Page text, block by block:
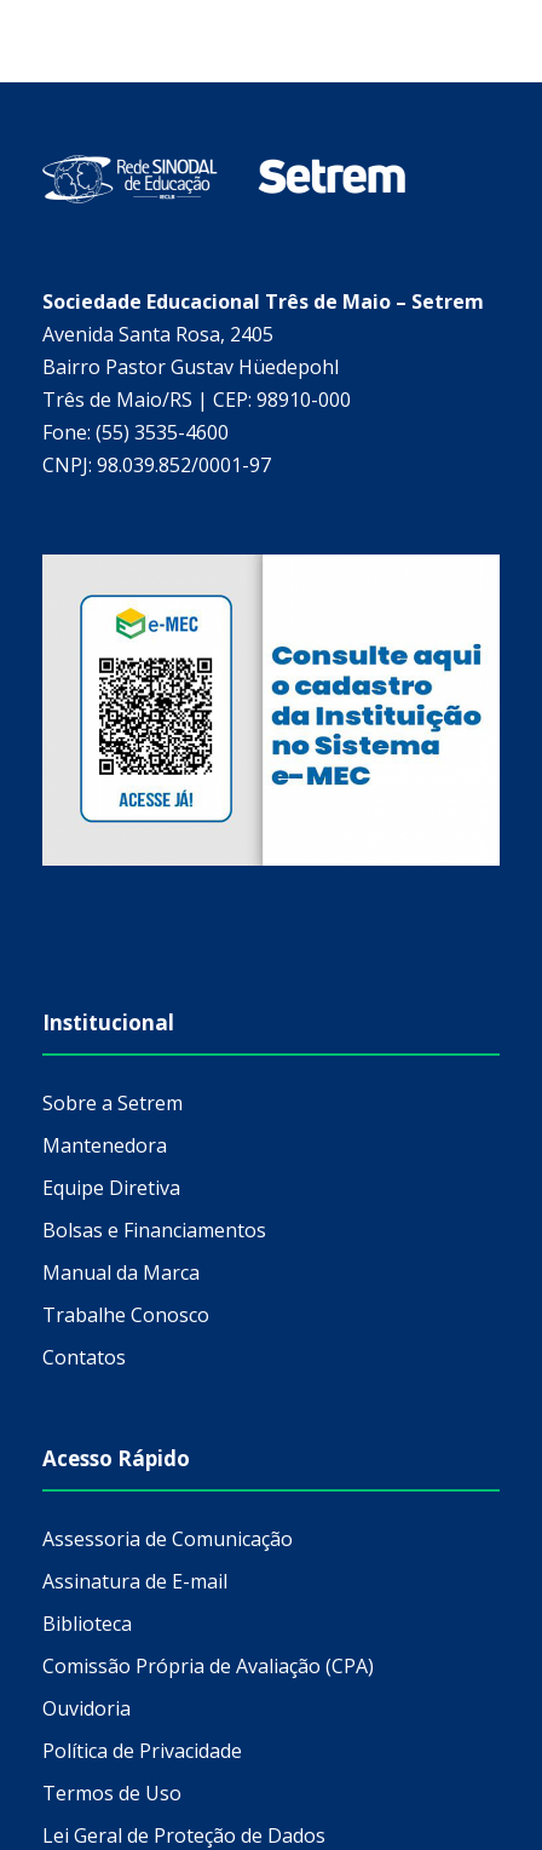
Sociedade Educacional Três de Maio – Setrem
Avenida Santa Rosa, 2405
Bairro Pastor Gustav Hüedepohl
Três de Maio/RS | CEP: 98910-000
Fone: (55) 3535-4600
CNPJ: 98.039.852/0001-97
Institucional
Sobre a Setrem
Mantenedora
Equipe Diretiva
Bolsas e Financiamentos
Manual da Marca
Trabalhe Conosco
Contatos
Acesso Rápido
Assessoria de Comunicação
Assinatura de E-mail
Biblioteca
Comissão Própria de Avaliação (CPA)
Ouvidoria
Política de Privacidade
Termos de Uso
Lei Geral de Proteção de Dados